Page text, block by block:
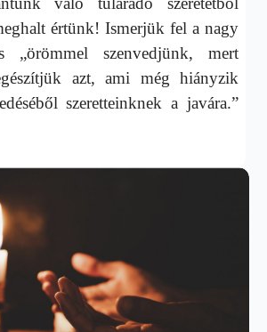
értünk! Ismerjük fel a nagy
„örömmel szenvedjünk, mert
azt, ami még hiányzik
szeretteinknek a javára.”